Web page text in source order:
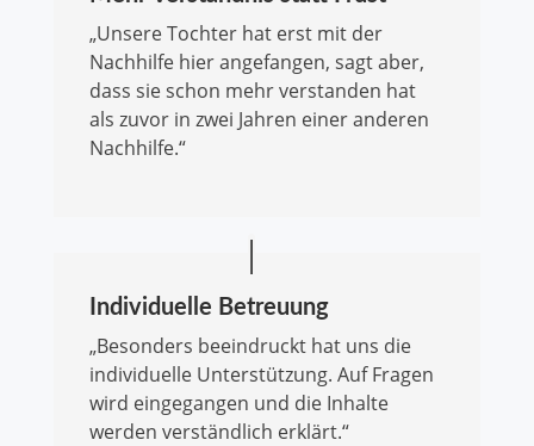
„Unsere Tochter hat erst mit der
Nachhilfe hier angefangen, sagt aber,
dass sie schon mehr verstanden hat
als zuvor in zwei Jahren einer anderen
Nachhilfe.“
Individuelle Betreuung
„Besonders beeindruckt hat uns die
individuelle Unterstützung. Auf Fragen
wird eingegangen und die Inhalte
werden verständlich erklärt.“